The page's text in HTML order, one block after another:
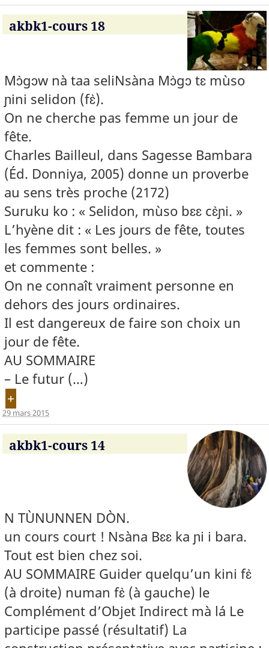
akbk1-cours 18
Mɔ̀gɔw nà taa seliNsàna Mɔ̀gɔ tɛ mùso
ɲini selidon (fɛ̀).
On ne cherche pas femme un jour de
fête.
Charles Bailleul, dans Sagesse Bambara
(Éd. Donniya, 2005) donne un proverbe
au sens très proche (2172)
Suruku ko : « Selidon, mùso bɛɛ cɛ̀ɲi. »
L’hyène dit : « Les jours de fête, toutes
les femmes sont belles. »
et commente :
On ne connaît vraiment personne en
dehors des jours ordinaires.
Il est dangereux de faire son choix un
jour de fête.
AU SOMMAIRE
– Le futur (…)
+
29 mars 2015
akbk1-cours 14
N TÙNUNNEN DÒN.
un cours court ! Nsàna Bɛɛ ka ɲi i bara.
Tout est bien chez soi.
AU SOMMAIRE Guider quelqu’un kini fɛ̀
(à droite) numan fɛ̀ (à gauche) le
Complément d’Objet Indirect mà lá Le
participe passé (résultatif) La